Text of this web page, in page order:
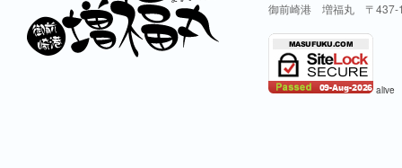
御前崎港 増福丸 〒437-
alive